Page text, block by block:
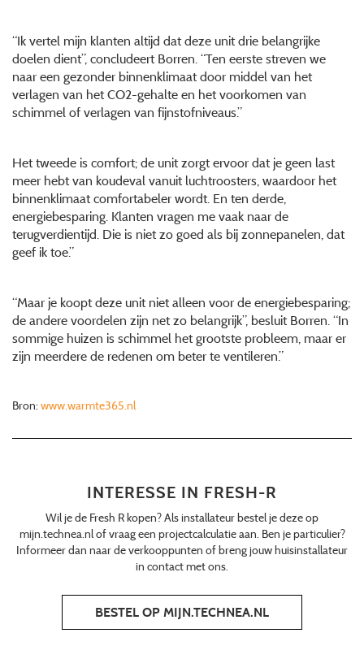
“Ik vertel mijn klanten altijd dat deze unit drie belangrijke
doelen dient”, concludeert Borren. “Ten eerste streven we
naar een gezonder binnenklimaat door middel van het
verlagen van het CO2-gehalte en het voorkomen van
schimmel of verlagen van fijnstofniveaus.”
Het tweede is comfort; de unit zorgt ervoor dat je geen last
meer hebt van koudeval vanuit luchtroosters, waardoor het
binnenklimaat comfortabeler wordt. En ten derde,
energiebesparing. Klanten vragen me vaak naar de
terugverdientijd. Die is niet zo goed als bij zonnepanelen, dat
geef ik toe.”
“Maar je koopt deze unit niet alleen voor de energiebesparing;
de andere voordelen zijn net zo belangrijk”, besluit Borren. “In
sommige huizen is schimmel het grootste probleem, maar er
zijn meerdere de redenen om beter te ventileren.”
Bron: www.warmte365.nl
INTERESSE IN FRESH-R
Wil je de Fresh R kopen? Als installateur bestel je deze op
mijn.technea.nl of vraag een projectcalculatie aan. Ben je particulier?
Informeer dan naar de verkooppunten of breng jouw huisinstallateur
in contact met ons.
BESTEL OP MIJN.TECHNEA.NL